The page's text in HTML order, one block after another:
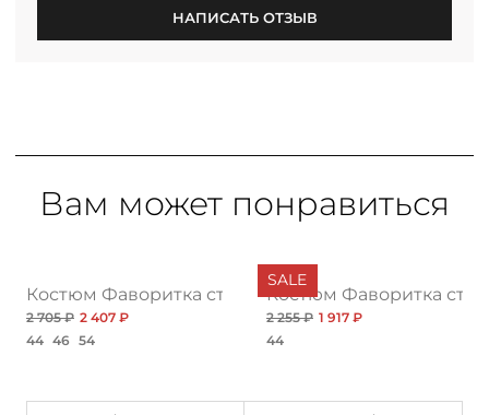
НАПИСАТЬ ОТЗЫВ
Вам может понравиться
ньюКостюм Фаворитка стиля, мята
2 705 ₽ 2 407 ₽
44 46 54
SALE
Костюм Фаворитка
2 255 ₽ 1 917 ₽
44